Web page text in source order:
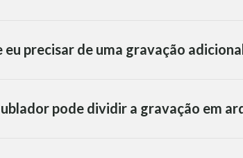
eu precisar de uma gravação
pode dividir a gravação em